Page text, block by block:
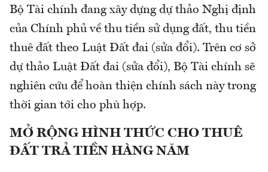
Bộ Tài chính đang xây dựng dự thảo Nghị định
của Chính phủ về thu tiền sử dụng đất, thu tiền
thuê đất theo Luật Đất đai (sửa đổi). Trên cơ sở
dự thảo Luật Đất đai (sửa đổi), Bộ Tài chính sẽ
nghiên cứu để hoàn thiện chính sách này trong
thời gian tới cho phù hợp.
MỞ RỘNG HÌNH THỨC CHO THUÊ
ĐẤT TRẢ TIỀN HÀNG NĂM